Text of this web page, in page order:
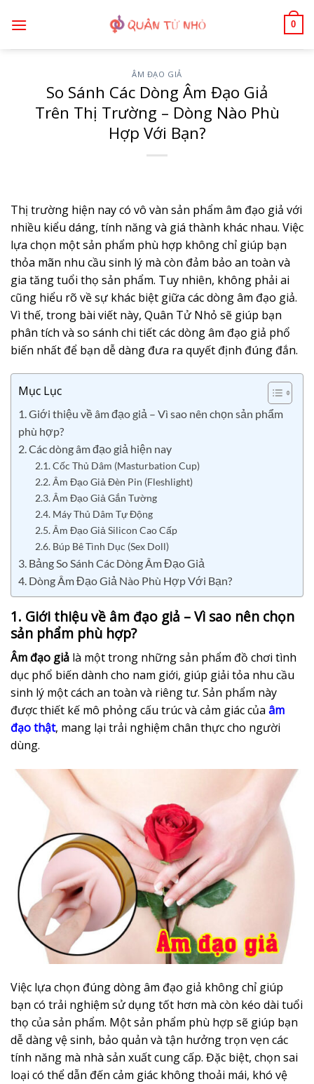
qua
0
ÂM ĐẠO GIẢ
So Sánh Các Dòng Âm Đạo Giả
Trên Thị Trường – Dòng Nào Phù
Hợp Với Bạn?
Thị trường hiện nay có vô vàn sản phẩm âm đạo giả với
nhiều kiểu dáng, tính năng và giá thành khác nhau. Việc
lựa chọn một sản phẩm phù hợp không chỉ giúp bạn
thỏa mãn nhu cầu sinh lý mà còn đảm bảo an toàn và
gia tăng tuổi thọ sản phẩm. Tuy nhiên, không phải ai
cũng hiểu rõ về sự khác biệt giữa các dòng âm đạo giả.
Vì thế, trong bài viết này, Quân Tử Nhỏ sẽ giúp bạn
phân tích và so sánh chi tiết các dòng âm đạo giả phổ
biến nhất để bạn dễ dàng đưa ra quyết định đúng đắn.
Mục Lục
1. Giới thiệu về âm đạo giả – Vì sao nên chọn sản phẩm
phù hợp?
2. Các dòng âm đạo giả hiện nay
2.1. Cốc Thủ Dâm (Masturbation Cup)
2.2. Âm Đạo Giả Đèn Pin (Fleshlight)
2.3. Âm Đạo Giả Gắn Tường
2.4. Máy Thủ Dâm Tự Động
2.5. Âm Đạo Giả Silicon Cao Cấp
2.6. Búp Bê Tình Dục (Sex Doll)
3. Bảng So Sánh Các Dòng Âm Đạo Giả
4. Dòng Âm Đạo Giả Nào Phù Hợp Với Bạn?
1. Giới thiệu về âm đạo giả – Vì sao nên chọn
sản phẩm phù hợp?
Âm đạo giả là một trong những sản phẩm đồ chơi tình
dục phổ biến dành cho nam giới, giúp giải tỏa nhu cầu
sinh lý một cách an toàn và riêng tư. Sản phẩm này
được thiết kế mô phỏng cấu trúc và cảm giác của âm
đạo thật, mang lại trải nghiệm chân thực cho người
dùng.
Việc lựa chọn đúng dòng âm đạo giả không chỉ giúp
bạn có trải nghiệm sử dụng tốt hơn mà còn kéo dài tuổi
thọ của sản phẩm. Một sản phẩm phù hợp sẽ giúp bạn
dễ dàng vệ sinh, bảo quản và tận hưởng trọn vẹn các
tính năng mà nhà sản xuất cung cấp. Đặc biệt, chọn sai
loại có thể dẫn đến cảm giác không thoải mái, khó vệ